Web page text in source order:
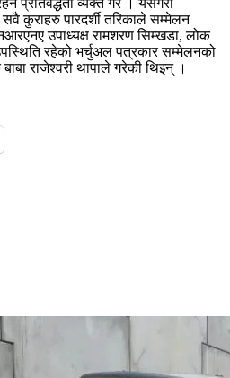
कुराहरु पारदर्शी तरिकाले सम्मेलन
उपाध्यक्ष रामशरण सिम्खडा, लोक
रहेको भर्चुअल पत्रकार सम्मेलनको
राजेश्वरी थापाले गरेकी थिइन् ।